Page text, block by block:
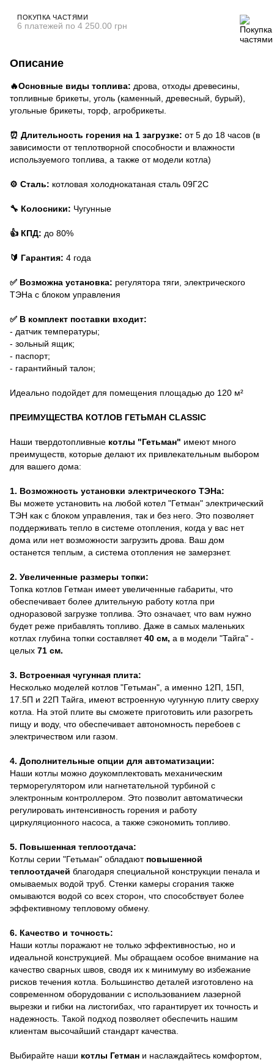
ПОКУПКА ЧАСТЯМИ
6 платежей по 4 250.00 грн
Описание
🔥Основные виды топлива: дрова, отходы древесины,
топливные брикеты, уголь (каменный, древесный, бурый),
угольные брикеты, торф, агробрикеты.
⏰ Длительность горения на 1 загрузке: от 5 до 18 часов (в
зависимости от теплотворной способности и влажности
используемого топлива, а также от модели котла)
⚙ Сталь: котловая холоднокатаная сталь 09Г2С
🔧 Колосники: Чугунные
👍 КПД: до 80%
🔰 Гарантия: 4 года
✅ Возможна установка: регулятора тяги, электрического
ТЭНа с блоком управления
✅ В комплект поставки входит:
- датчик температуры;
- зольный ящик;
- паспорт;
- гарантийный талон;
Идеально подойдет для помещения площадью до 120 м²
ПРЕИМУЩЕСТВА КОТЛОВ ГЕТЬМАН CLASSIC
Наши твердотопливные котлы "Гетьман" имеют много
преимуществ, которые делают их привлекательным выбором
для вашего дома:
1. Возможность установки электрического ТЭНа:
Вы можете установить на любой котел "Гетман" электрический
ТЭН как с блоком управления, так и без него. Это позволяет
поддерживать тепло в системе отопления, когда у вас нет
дома или нет возможности загрузить дрова. Ваш дом
останется теплым, а система отопления не замерзнет.
2. Увеличенные размеры топки:
Топка котлов Гетман имеет увеличенные габариты, что
обеспечивает более длительную работу котла при
одноразовой загрузке топлива. Это означает, что вам нужно
будет реже прибавлять топливо. Даже в самых маленьких
котлах глубина топки составляет40 см, а в модели "Тайга" -
целых 71 см.
3. Встроенная чугунная плита:
Несколько моделей котлов "Гетьман", а именно 12П, 15П,
17.5П и 22П Тайга, имеют встроенную чугунную плиту сверху
котла. На этой плите вы сможете приготовить или разогреть
пищу и воду, что обеспечивает автономность перебоев с
электричеством или газом.
4. Дополнительные опции для автоматизации:
Наши котлы можно доукомплектовать механическим
терморегулятором или нагнетательной турбиной с
электронным контроллером. Это позволит автоматически
регулировать интенсивность горения и работу
циркуляционного насоса, а также сэкономить топливо.
5. Повышенная теплоотдача:
Котлы серии "Гетьман" обладают повышенной
теплоотдачей благодаря специальной конструкции пенала и
омываемых водой труб. Стенки камеры сгорания также
омываются водой со всех сторон, что способствует более
эффективному тепловому обмену.
6. Качество и точность:
Наши котлы поражают не только эффективностью, но и
идеальной конструкцией. Мы обращаем особое внимание на
качество сварных швов, сводя их к минимуму во избежание
рисков течения котла. Большинство деталей изготовлено на
современном оборудовании с использованием лазерной
вырезки и гибки на листогибах, что гарантирует их точность и
надежность. Такой подход позволяет обеспечить нашим
клиентам высочайший стандарт качества.
Выбирайте наши котлы Гетман и наслаждайтесь комфортом,